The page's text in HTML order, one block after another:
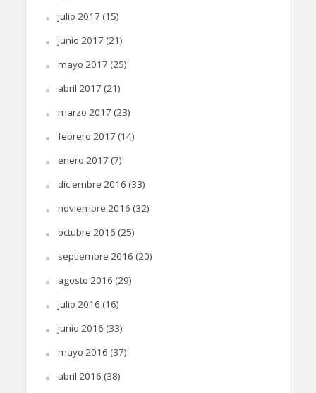
julio 2017 (15)
junio 2017 (21)
mayo 2017 (25)
abril 2017 (21)
marzo 2017 (23)
febrero 2017 (14)
enero 2017 (7)
diciembre 2016 (33)
noviembre 2016 (32)
octubre 2016 (25)
septiembre 2016 (20)
agosto 2016 (29)
julio 2016 (16)
junio 2016 (33)
mayo 2016 (37)
abril 2016 (38)